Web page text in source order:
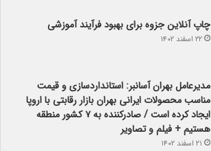
چاپ آنلاین جزوه برای بهبود فرآیند آموزشی
۲۲ اسفند ۱۴۰۲
مدیرعامل بهران آسانبر: استانداردسازی و قیمت
مناسب محصولات ایرانی بهران بازار رقابتی با اروپا
ایجاد کرده است / صادرکننده به ۷ کشور منطقه
هستیم + فیلم و تصاویر
۲۱ اسفند ۱۴۰۲